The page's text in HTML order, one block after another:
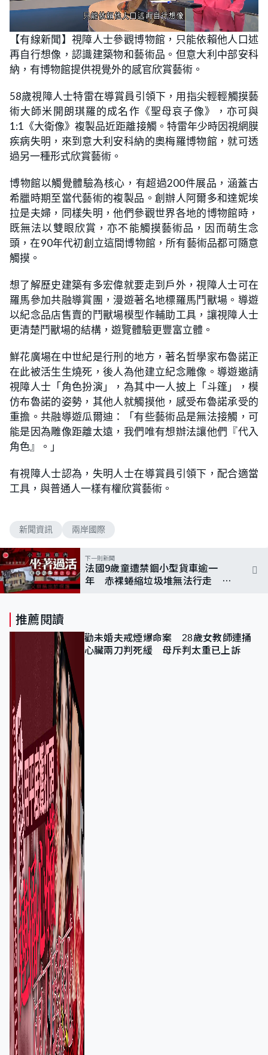
n
m
t
e
L
o
a
d
e
d
:
2
9
0
%
【有線新聞】視障人士參觀博物館，只能依賴他人口述
再自行想像，認識建築物和藝術品。但意大利中部安科
納，有博物館提供視覺外的感官欣賞藝術。
58歲視障人士特雷在導賞員引領下，用指尖輕輕觸摸藝
術大師米開朗琪羅的成名作《聖母哀子像》，亦可與
1:1《大衛像》複製品近距離接觸。特雷年少時因視網膜
疾病失明，來到意大利安科納的奧梅羅博物館，就可透
過另一種形式欣賞藝術。
博物館以觸覺體驗為核心，有超過200件展品，涵蓋古
希臘時期至當代藝術的複製品。創辦人阿爾多和達妮埃
拉是夫婦，同樣失明，他們參觀世界各地的博物館時，
既無法以雙眼欣賞，亦不能觸摸藝術品，因而萌生念
頭，在90年代初創立這間博物館，所有藝術品都可隨意
觸摸。
想了解歷史建築有多宏偉就要走到戶外，視障人士可在
羅馬參加共融導賞團，漫遊著名地標羅馬鬥獸場。導遊
以紀念品店售賣的鬥獸場模型作輔助工具，讓視障人士
更清楚鬥獸場的結構，遊覽體驗更豐富立體。
鮮花廣場在中世紀是行刑的地方，著名哲學家布魯諾正
在此被活生生燒死，後人為他建立紀念雕像。導遊邀請
視障人士「角色扮演」，為其中一人披上「斗篷」，模
仿布魯諾的姿勢，其他人就觸摸他，感受布魯諾承受的
重擔。共融導遊瓜爾迪：「有些藝術品是無法接觸，可
能是因為雕像距離太遠，我們唯有想辦法讓他們『代入
角色』。」
有視障人士認為，失明人士在導賞員引領下，配合適當
工具，與普通人一樣有權欣賞藝術。
新聞資訊 兩岸國際
下一則新聞
法國9歲童遭禁錮小型貨車逾一
年 赤裸蜷縮垃圾堆無法行走 父
推薦閱讀
勸未婚夫戒煙爆命案 28歲女教師連捅
心臟兩刀判死緩 母斥判太重已上訴